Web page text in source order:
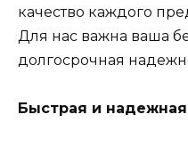
качество каждого
Для нас важна ваша
долгосрочная
Быстрая и надежная